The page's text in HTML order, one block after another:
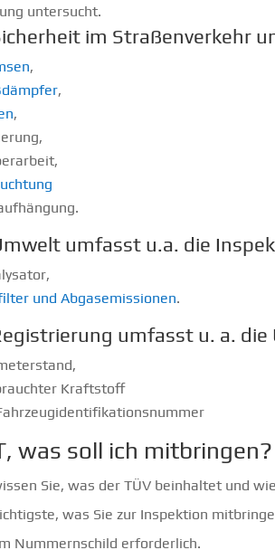
untersucht.
im Straßenverkehr
,
,
,
umfasst u.a. die
und Abgasemissionen.
umfasst u. a.
Kraftstoff
was soll ich mitbringen?
Sie, was der TÜV beinhaltet und
was Sie zur Inspektion
Nummernschild erforderlich.